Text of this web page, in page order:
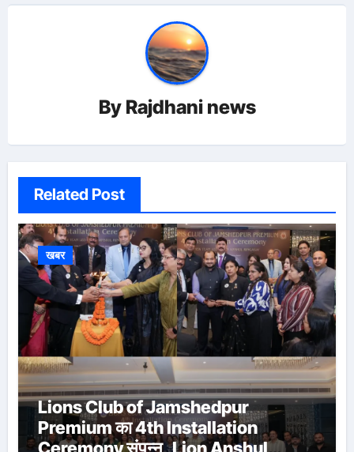
By Rajdhani news
Related Post
खबर
Lions Club of Jamshedpur
Premium का 4th Installation